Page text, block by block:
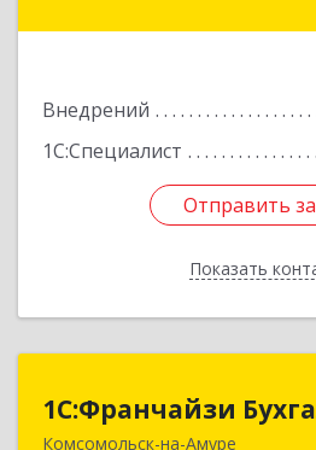
Внедрений
1С:Специалист
Отправить
Показать
Отправить
Назад
1С:Франчайзи
Комсомольск-на-Амуре